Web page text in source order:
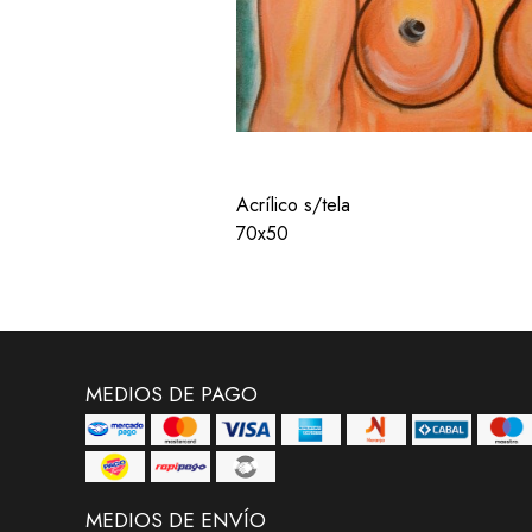
Acrílico s/tela
70x50
MEDIOS DE PAGO
MEDIOS DE ENVÍO